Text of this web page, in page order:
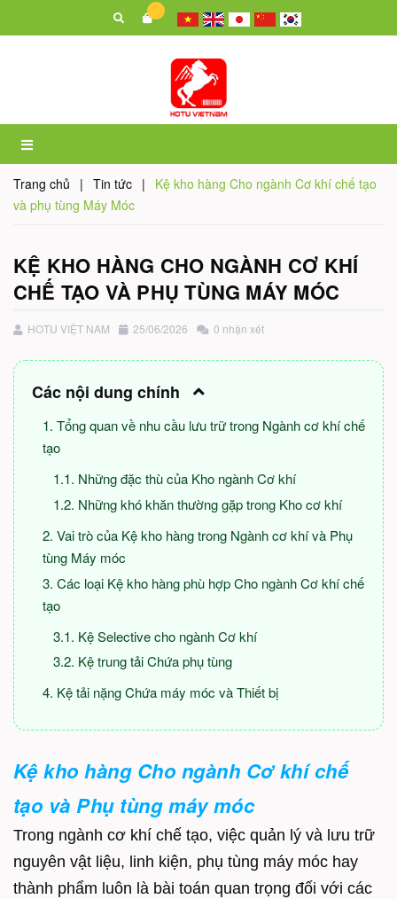
Trang chủ | Tin tức |
Kệ kho hàng Cho ngành Cơ khí chế tạo
và phụ tùng Máy Móc
KỆ KHO HÀNG CHO NGÀNH CƠ KHÍ
CHẾ TẠO VÀ PHỤ TÙNG MÁY MÓC
HOTU VIỆT NAM 25/06/2026 0 nhận xét
Các nội dung chính
Tổng quan về nhu cầu lưu trữ trong Ngành cơ khí chế
tạo
Những đặc thù của Kho ngành Cơ khí
Những khó khăn thường gặp trong Kho cơ khí
Vai trò của Kệ kho hàng trong Ngành cơ khí và Phụ
tùng Máy móc
Các loại Kệ kho hàng phù hợp Cho ngành Cơ khí chế
tạo
Kệ Selective cho ngành Cơ khí
Kệ trung tải Chứa phụ tùng
Kệ tải nặng Chứa máy móc và Thiết bị
Kệ kho hàng Cho ngành Cơ khí chế
tạo và Phụ tùng máy móc
Trong ngành cơ khí chế tạo, việc quản lý và lưu trữ
nguyên vật liệu, linh kiện, phụ tùng máy móc hay
thành phẩm luôn là bài toán quan trọng đối với các